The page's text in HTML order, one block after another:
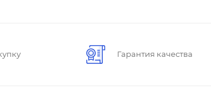
Гарантия качества